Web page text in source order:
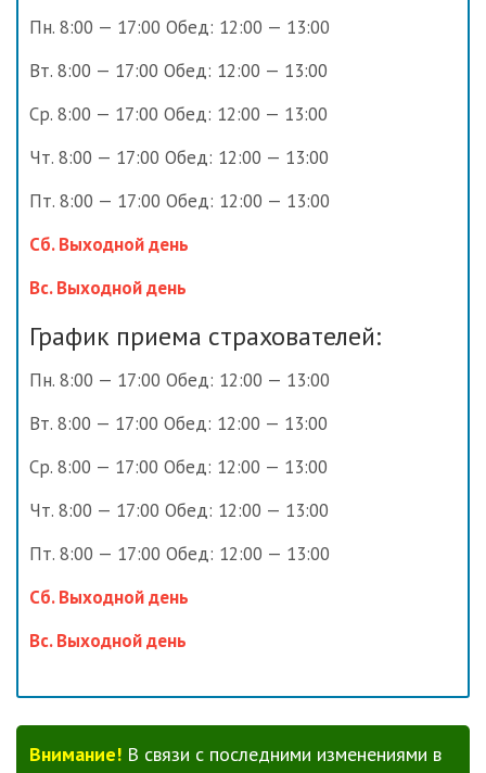
Пн. 8:00 — 17:00 Обед: 12:00 — 13:00
Вт. 8:00 — 17:00 Обед: 12:00 — 13:00
Ср. 8:00 — 17:00 Обед: 12:00 — 13:00
Чт. 8:00 — 17:00 Обед: 12:00 — 13:00
Пт. 8:00 — 17:00 Обед: 12:00 — 13:00
Сб. Выходной день
Вс. Выходной день
График приема страхователей:
Пн. 8:00 — 17:00 Обед: 12:00 — 13:00
Вт. 8:00 — 17:00 Обед: 12:00 — 13:00
Ср. 8:00 — 17:00 Обед: 12:00 — 13:00
Чт. 8:00 — 17:00 Обед: 12:00 — 13:00
Пт. 8:00 — 17:00 Обед: 12:00 — 13:00
Сб. Выходной день
Вс. Выходной день
Внимание! В связи с последними изменениями в